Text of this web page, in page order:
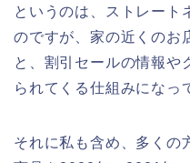
というのは、ストレート
のですが、家の近くのお
と、割引セールの情報や
られてくる仕組みになっ
それに私も含め、多くの